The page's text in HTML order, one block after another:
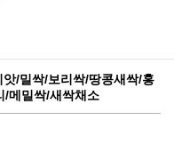
/밀싹/보리싹/땅콩새싹/홍
/메밀싹/새싹채소